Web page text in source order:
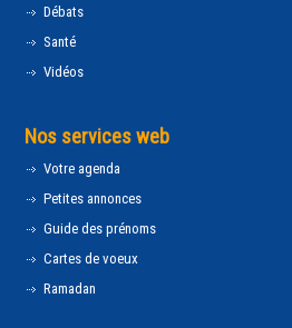
Débats
Santé
Vidéos
Nos services web
Votre agenda
Petites annonces
Guide des prénoms
Cartes de voeux
Ramadan